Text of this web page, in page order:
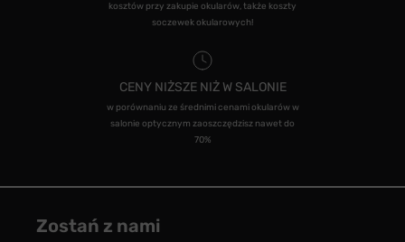
kosztów przy zakupie okularów, także koszty
soczewek okularowych!
CENY NIŻSZE NIŻ W SALONIE
w porównaniu ze średnimi cenami okularów w
salonie optycznym zaoszczędzisz nawet do
70%
Zostań z nami